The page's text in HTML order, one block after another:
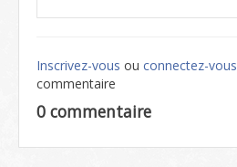
Inscrivez-vous ou connectez-vous
commentaire
0 commentaire